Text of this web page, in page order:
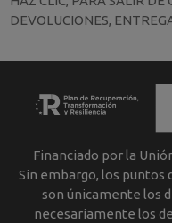
DEVOLUCIONES,
Financiado por la
Sin embargo, los puntos
son únicamente los
necesariamente los